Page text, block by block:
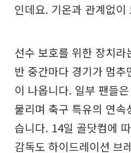
인데요. 기온과 관계없
선수 보호를 위한 장치라
반 중간마다 경기가 멈
이 나옵니다. 일부 팬들
물리며 축구 특유의 연속
습니다. 14일 골닷컴에
감독도 하이드레이션 브